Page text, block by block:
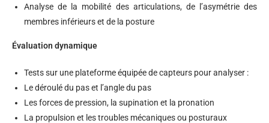
Analyse de la mobilité des articulations, de l’asymétrie des
membres inférieurs et de la posture
Évaluation dynamique
Tests sur une plateforme équipée de capteurs pour analyser :
Le déroulé du pas et l’angle du pas
Les forces de pression, la supination et la pronation
La propulsion et les troubles mécaniques ou posturaux